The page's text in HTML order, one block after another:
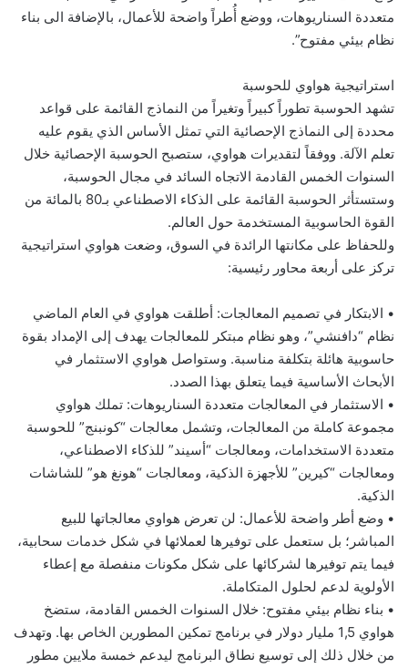
متعددة السناريوهات، ووضع أُطراً واضحة للأعمال، بالإضافة الى بناء
نظام بيئي مفتوح”.
استراتيجية هواوي للحوسبة
تشهد الحوسبة تطوراً كبيراً وتغيراً من النماذج القائمة على قواعد
محددة إلى النماذج الإحصائية التي تمثل الأساس الذي يقوم عليه
تعلم الآلة. ووفقاً لتقديرات هواوي، ستصبح الحوسبة الإحصائية خلال
السنوات الخمس القادمة الاتجاه السائد في مجال الحوسبة،
وستستأثر الحوسبة القائمة على الذكاء الاصطناعي بـ80 بالمائة من
القوة الحاسوبية المستخدمة حول العالم.
وللحفاظ على مكانتها الرائدة في السوق، وضعت هواوي استراتيجية
تركز على أربعة محاور رئيسية:
• الابتكار في تصميم المعالجات: أطلقت هواوي في العام الماضي
نظام “دافنشي”، وهو نظام مبتكر للمعالجات يهدف إلى الإمداد بقوة
حاسوبية هائلة بتكلفة مناسبة. وستواصل هواوي الاستثمار في
الأبحاث الأساسية فيما يتعلق بهذا الصدد.
• الاستثمار في المعالجات متعددة السناريوهات: تملك هواوي
مجموعة كاملة من المعالجات، وتشمل معالجات “كونبنج” للحوسبة
متعددة الاستخدامات، ومعالجات “أسيند” للذكاء الاصطناعي،
ومعالجات “كيرين” للأجهزة الذكية، ومعالجات “هونغ هو” للشاشات
الذكية.
• وضع أطر واضحة للأعمال: لن تعرض هواوي معالجاتها للبيع
المباشر؛ بل ستعمل على توفيرها لعملائها في شكل خدمات سحابية،
فيما يتم توفيرها لشركائها على شكل مكونات منفصلة مع إعطاء
الأولوية لدعم لحلول المتكاملة.
• بناء نظام بيئي مفتوح: خلال السنوات الخمس القادمة، ستضخ
هواوي 1,5 مليار دولار في برنامج تمكين المطورين الخاص بها. وتهدف
من خلال ذلك إلى توسيع نطاق البرنامج ليدعم خمسة ملايين مطور